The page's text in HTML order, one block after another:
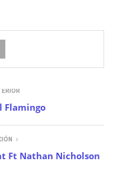
Flamingo
Ft Nathan Nicholson